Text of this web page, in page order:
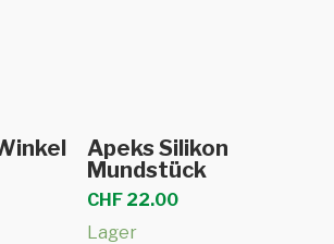
In den Warenkorb
Apeks Silikon
Mundstück
CHF 22.00
Lager